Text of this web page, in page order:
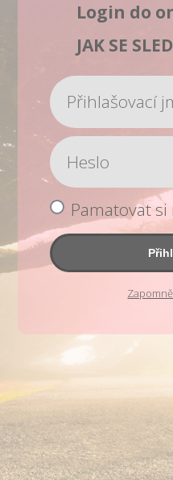
Login do
JAK SE
Pamatovat